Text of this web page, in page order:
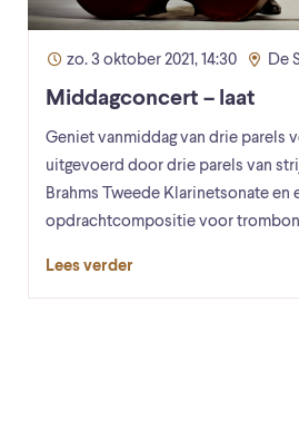
zo. 3 oktober 2021, 14:30 De
Middagconcert – laat
Geniet vanmiddag van drie parels
uitgevoerd door drie parels van
Brahms Tweede Klarinetsonate en
opdrachtcompositie voor
Lees verder